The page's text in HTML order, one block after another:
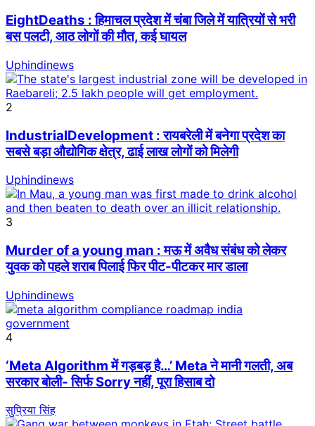
EightDeaths : हिमाचल प्रदेश में चंबा जिले में यात्रियों से भरी
बस पलटी, आठ लोगों की मौत, कई घायल
Uphindinews
2
IndustrialDevelopment : रायबरेली में बनेगा प्रदेश का
सबसे बड़ा औद्योगिक क्षेत्र, ढाई लाख लोगों को मिलेगी
Uphindinews
3
Murder of a young man : मऊ में अवैध संबंध को लेकर
युवक को पहले शराब पिलाई फिर पीट-पीटकर मार डाला
Uphindinews
4
‘Meta Algorithm में गड़बड़ है…’ Meta ने मानी गलती, अब
सरकार बोली- सिर्फ Sorry नहीं, पूरा हिसाब दो
सुप्रिया सिंह